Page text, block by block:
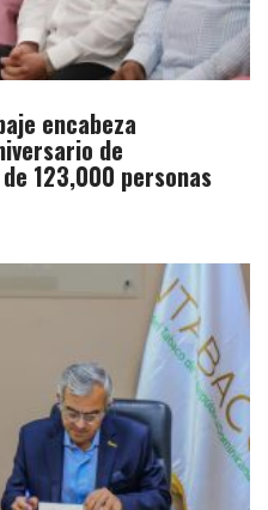
encabeza
de
123,000 personas